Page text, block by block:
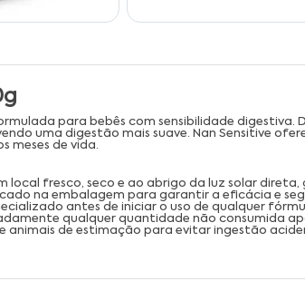
para bebês com sensibilidade
uma digestão mais suave. Nan Sensitive
meses de vida.
local fresco, seco e ao abrigo da luz solar
na embalagem para garantir a eficácia e
antes de iniciar o uso de qualquer
qualquer quantidade não consumida
animais de estimação para evitar ingestão